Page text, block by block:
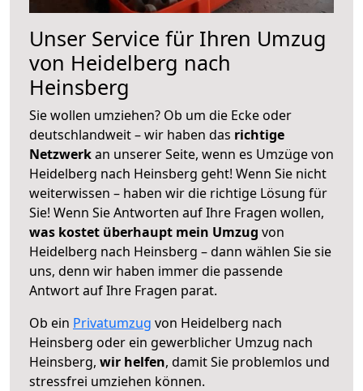
Unser Service für Ihren Umzug
von Heidelberg nach
Heinsberg
Sie wollen umziehen? Ob um die Ecke oder
deutschlandweit – wir haben das richtige
Netzwerkan unserer Seite, wenn es Umzüge von
Heidelberg nach Heinsberg geht! Wenn Sie nicht
weiterwissen – haben wir die richtige Lösung für
Sie! Wenn Sie Antworten auf Ihre Fragen wollen,
was kostet überhaupt mein Umzug von
Heidelberg nach Heinsberg – dann wählen Sie sie
uns, denn wir haben immer die passende
Antwort auf Ihre Fragen parat.
Ob ein Privatumzug von Heidelberg nach
Heinsberg oder ein gewerblicher Umzug nach
Heinsberg, wir helfen, damit Sie problemlos und
stressfrei umziehen können.